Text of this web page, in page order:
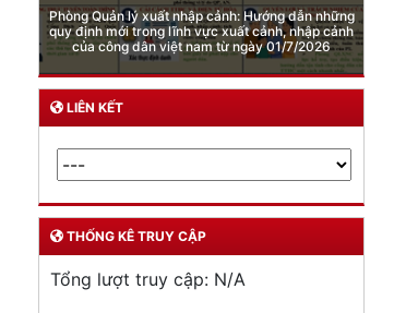
Cảnh báo việc sử dụng “Pod chill” chứa Etomidate
LIÊN KẾT
THỐNG KÊ TRUY CẬP
Tổng lượt truy cập: N/A